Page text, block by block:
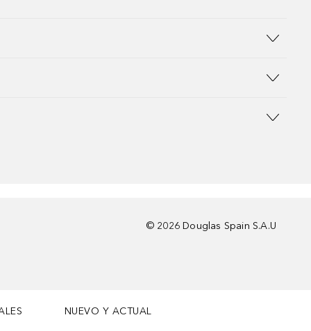
© 2026 Douglas Spain S.A.U
NUEVO Y ACTUAL